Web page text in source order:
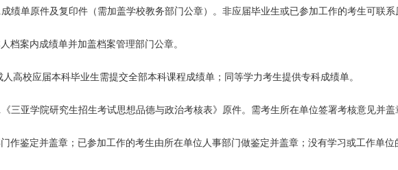
成绩单原件及复印件（需加盖学校教务部门公章）。非应届毕业生或已参加工作的考生可联
档案内成绩单并加盖档案管理部门公章。
人高校应届本科毕业生需提交全部本科课程成绩单；同等学力考生提供专科成绩单。
《三亚学院研究生招生考试思想品德与政治考核表》原件。需考生所在单位签署考核意见并
作鉴定并盖章；已参加工作的考生由所在单位人事部门做鉴定并盖章；没有学习或工作单